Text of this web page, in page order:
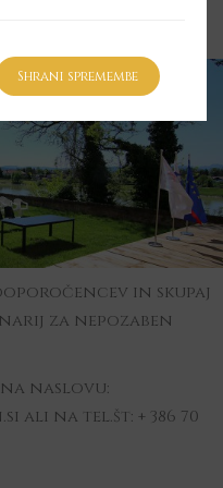
cerkve na Ptujski
in skupaj
za nepozaben
naslovu:
ali na tel.št: + 386 70
Shrani spremembe